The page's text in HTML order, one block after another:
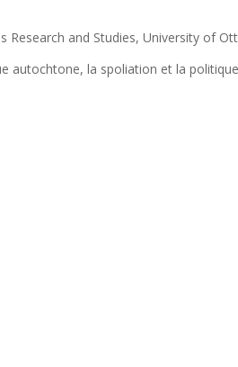
and Studies, University of
autochtone, la spoliation et la